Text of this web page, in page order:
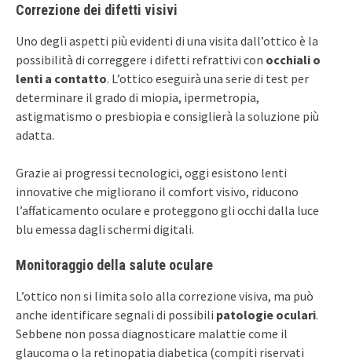
Correzione dei difetti visivi
Uno degli aspetti più evidenti di una visita dall’ottico è la
possibilità di correggere i difetti refrattivi con occhiali o
lenti a contatto. L’ottico eseguirà una serie di test per
determinare il grado di miopia, ipermetropia,
astigmatismo o presbiopia e consiglierà la soluzione più
adatta.
Grazie ai progressi tecnologici, oggi esistono lenti
innovative che migliorano il comfort visivo, riducono
l’affaticamento oculare e proteggono gli occhi dalla luce
blu emessa dagli schermi digitali.
Monitoraggio della salute oculare
L’ottico non si limita solo alla correzione visiva, ma può
anche identificare segnali di possibili patologie oculari.
Sebbene non possa diagnosticare malattie come il
glaucoma o la retinopatia diabetica (compiti riservati